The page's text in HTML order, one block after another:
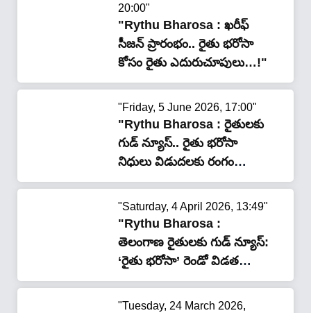
20:00"
"Rythu Bharosa : ఖరీఫ్
సీజన్ ప్రారంభం.. రైతు భరోసా
కోసం రైతు ఎదురుచూపులు…!"
"Friday, 5 June 2026, 17:00"
"Rythu Bharosa : రైతుల‌కు
గుడ్ న్యూస్.. రైతు భరోసా
నిధులు విడుద‌ల‌కు రంగం
సిద్ధం..!"
"Saturday, 4 April 2026, 13:49"
"Rythu Bharosa :
తెలంగాణ రైతులకు గుడ్ న్యూస్:
‘రైతు భరోసా’ రెండో విడత
నిధుల షెడ్యూల్ ఖరారు, ఈసారి
డబ్బులు పడేది వీరికే!"
"Tuesday, 24 March 2026,